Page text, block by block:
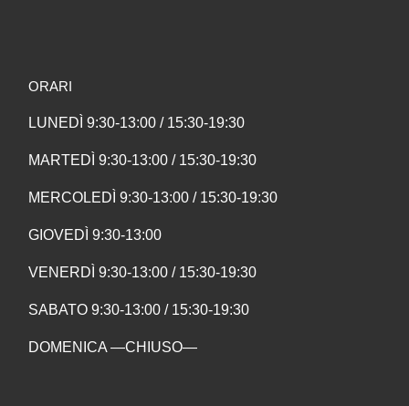
ORARI
LUNEDÌ 9:30-13:00 / 15:30-19:30
MARTEDÌ 9:30-13:00 / 15:30-19:30
MERCOLEDÌ 9:30-13:00 / 15:30-19:30
GIOVEDÌ 9:30-13:00
VENERDÌ 9:30-13:00 / 15:30-19:30
SABATO 9:30-13:00 / 15:30-19:30
DOMENICA —CHIUSO—